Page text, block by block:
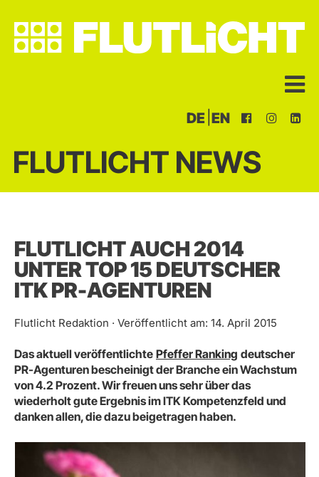
DE EN
FLUTLICHT NEWS
FLUTLICHT AUCH 2014
UNTER TOP 15 DEUTSCHER
ITK PR-AGENTUREN
Flutlicht Redaktion · Veröffentlicht am: 14. April 2015
Das aktuell veröffentlichte Pfeffer Ranking deutscher
PR-Agenturen bescheinigt der Branche ein Wachstum
von 4.2 Prozent. Wir freuen uns sehr über das
wiederholt gute Ergebnis im ITK Kompetenzfeld und
danken allen, die dazu beigetragen haben.